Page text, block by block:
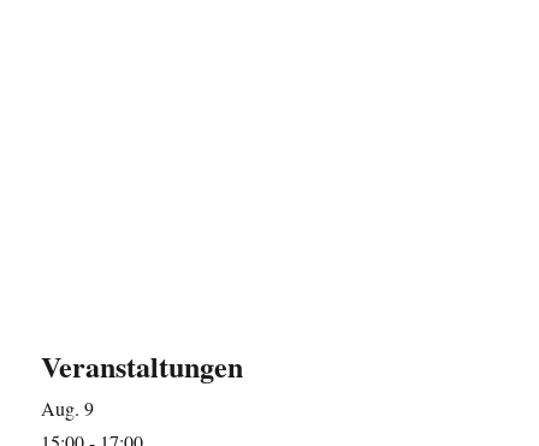
Veranstaltungen
Aug.9